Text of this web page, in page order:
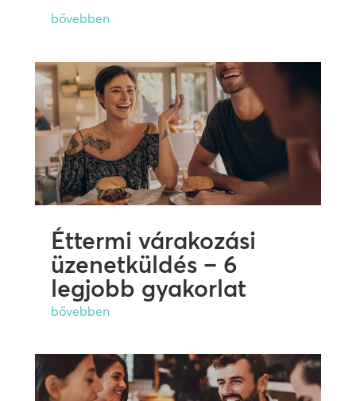
bővebben
Éttermi várakozási
üzenetküldés – 6
legjobb gyakorlat
bővebben